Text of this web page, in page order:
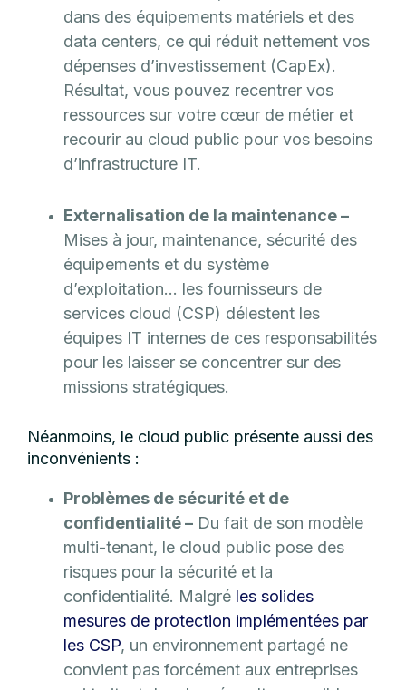
dans des équipements matériels et des
data centers, ce qui réduit nettement vos
dépenses d’investissement (CapEx).
Résultat, vous pouvez recentrer vos
ressources sur votre cœur de métier et
recourir au cloud public pour vos besoins
d’infrastructure IT.
Externalisation de la maintenance –
Mises à jour, maintenance, sécurité des
équipements et du système
d’exploitation… les fournisseurs de
services cloud (CSP) délestent les
équipes IT internes de ces responsabilités
pour les laisser se concentrer sur des
missions stratégiques.
Néanmoins, le cloud public présente aussi des
inconvénients :
Problèmes de sécurité et de
confidentialité – Du fait de son modèle
multi-tenant, le cloud public pose des
risques pour la sécurité et la
confidentialité. Malgré les solides
mesures de protection implémentées par
les CSP, un environnement partagé ne
convient pas forcément aux entreprises